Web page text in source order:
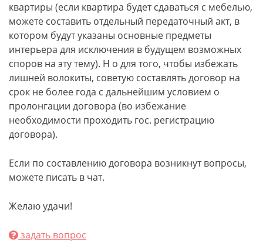
квартиры (если квартира будет сдаваться с мебелью,
можете составить отдельный передаточный акт, в
котором будут указаны основные предметы
интерьера для исключения в будущем возможных
споров на эту тему). Н о для того, чтобы избежать
лишней волокиты, советую составлять договор на
срок не более года с дальнейшим условием о
пролонгации договора (во избежание
необходимости проходить гос. регистрацию
договора).
Если по составлению договора возникнут вопросы,
можете писать в чат.
Желаю удачи!
задать вопрос